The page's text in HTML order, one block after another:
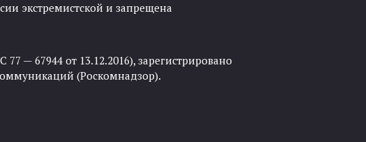
экстремистской и запрещена
— 67944 от 13.12.2016), зарегистрировано
(Роскомнадзор).